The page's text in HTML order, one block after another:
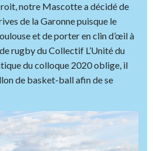
notre Mascotte a décidé de
de la Garonne puisque le
et de porter en clin d’œil à
rugby du Collectif L’Unité du
du colloque 2020 oblige, il
de basket-ball afin de se